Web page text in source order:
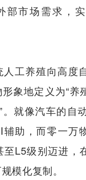
部市场需求，
工养殖向高度
象地定义为“养
。就像汽车的自
助，而零一万
至L5级别迈进，
模化复制。